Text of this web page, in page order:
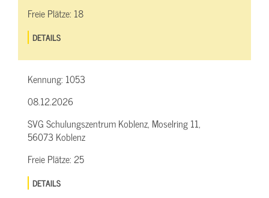
Freie Plätze: 18
DETAILS
Kennung: 1053
08.12.2026
SVG Schulungszentrum Koblenz, Moselring 11,
56073 Koblenz
Freie Plätze:25
DETAILS